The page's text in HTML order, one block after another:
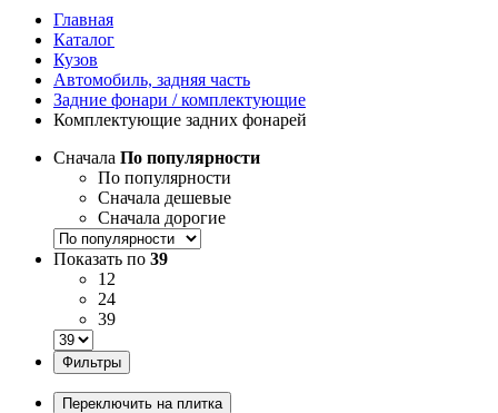
Главная
Каталог
Кузов
Автомобиль, задняя часть
Задние фонари / комплектующие
Комплектующие задних фонарей
Сначала По популярности
По популярности
Сначала дешевые
Сначала дорогие
Показать по 39
12
24
39
Фильтры
Переключить на плитка